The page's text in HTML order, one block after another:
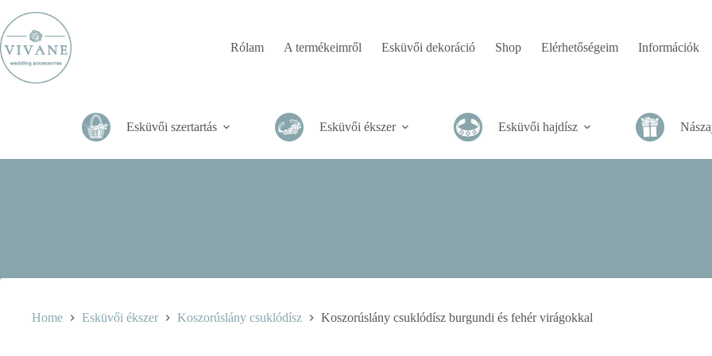
content
Rólam
A termékeimről Esküvői dekoráció Shop Elérhetőségeim Információk
Esküvői szertartás Esküvői ékszer Esküvői hajdísz
Home Esküvői ékszer Koszorúslány csuklódísz Koszorúslány csuklódísz burgundi és fehér virágokkal